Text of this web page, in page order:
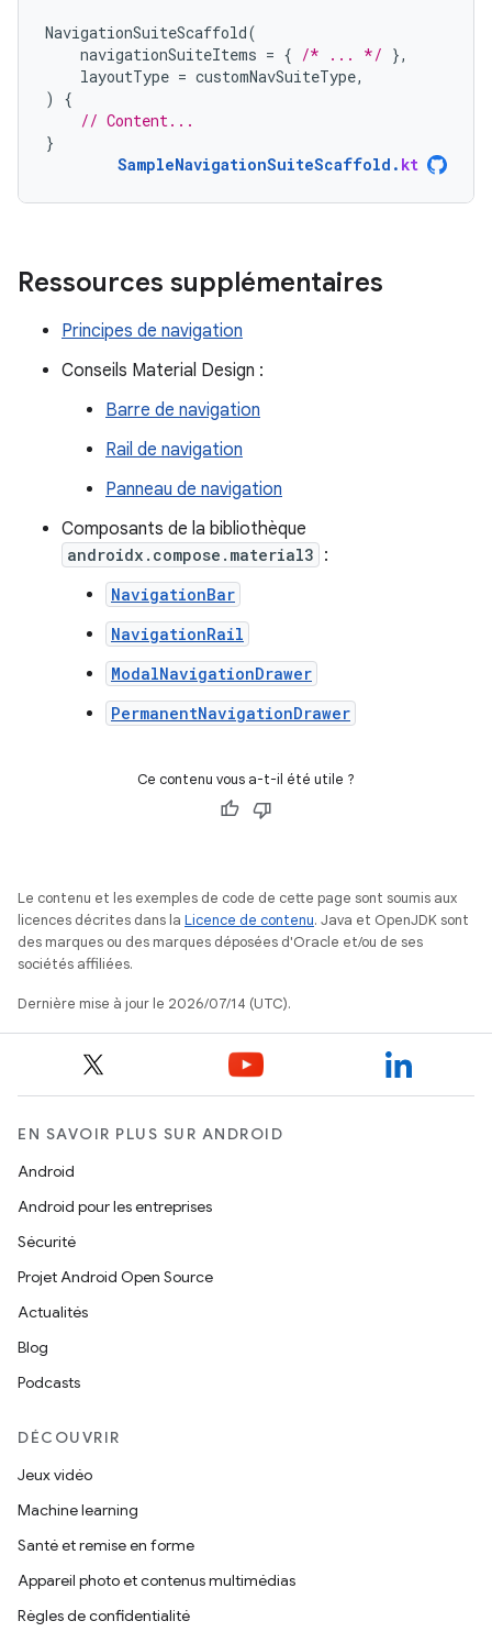
NavigationSuiteScaffold(
navigationSuiteItems = { /* ... */ },
layoutType = customNavSuiteType,
)
{
// Content...
}
SampleNavigationSuiteScaffold . kt
Ressources supplémentaires
Principes de navigation
Conseils Material Design :
Barre de navigation
Rail de navigation
Panneau de navigation
Composants de la bibliothèque
androidx.compose.material3 :
NavigationBar
NavigationRail
ModalNavigationDrawer
PermanentNavigationDrawer
Ce contenu vous a-t-il été utile ?
Le contenu et les exemples de code de cette page sont soumis aux
licences décrites dans la Licence de contenu. Java et OpenJDK sont
des marques ou des marques déposées d'Oracle et/ou de ses
sociétés affiliées.
Dernière mise à jour le 2026/07/14 (UTC).
EN SAVOIR PLUS SUR ANDROID
Android
Android pour les entreprises
Sécurité
Projet Android Open Source
Actualités
Blog
Podcasts
DÉCOUVRIR
Jeux vidéo
Machine learning
Santé et remise en forme
Appareil photo et contenus multimédias
Règles de confidentialité